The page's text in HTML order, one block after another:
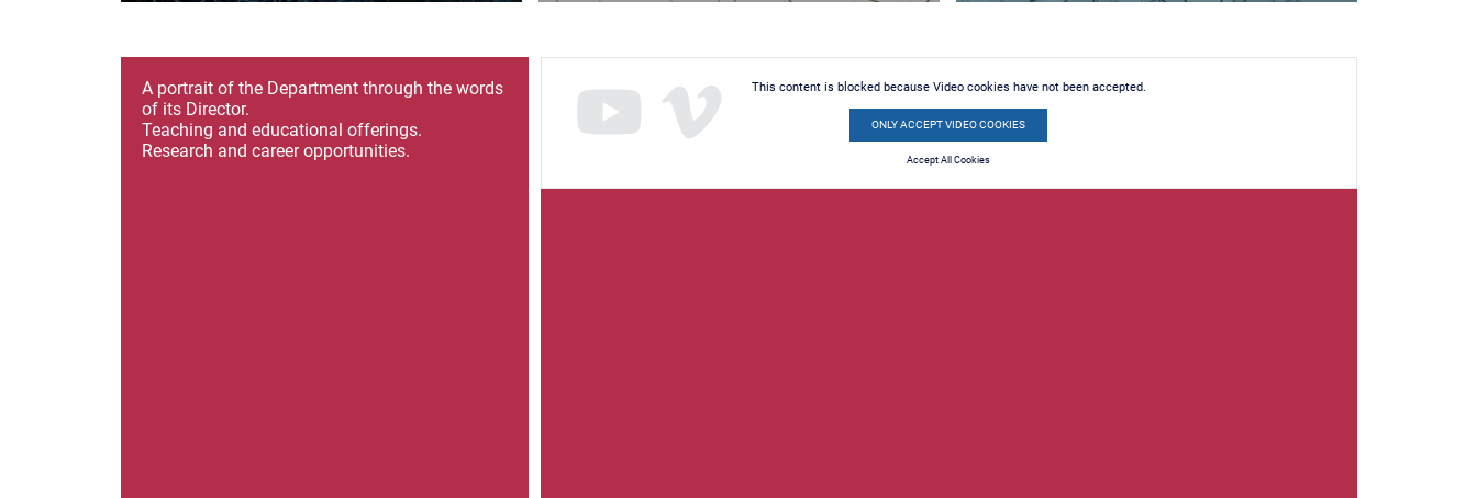
A portrait of the Department through the words
of its Director.
Teaching and educational offerings.
Research and career opportunities.
This content is blocked because Video cookies have not been accepted.
ONLY ACCEPT VIDEO COOKIES
Accept All Cookies